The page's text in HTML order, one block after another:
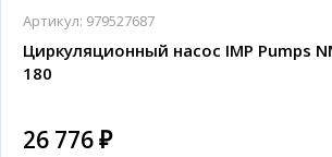
Артикул: 979527687
Циркуляционный насос IMP Pumps
180
26 776 ₽